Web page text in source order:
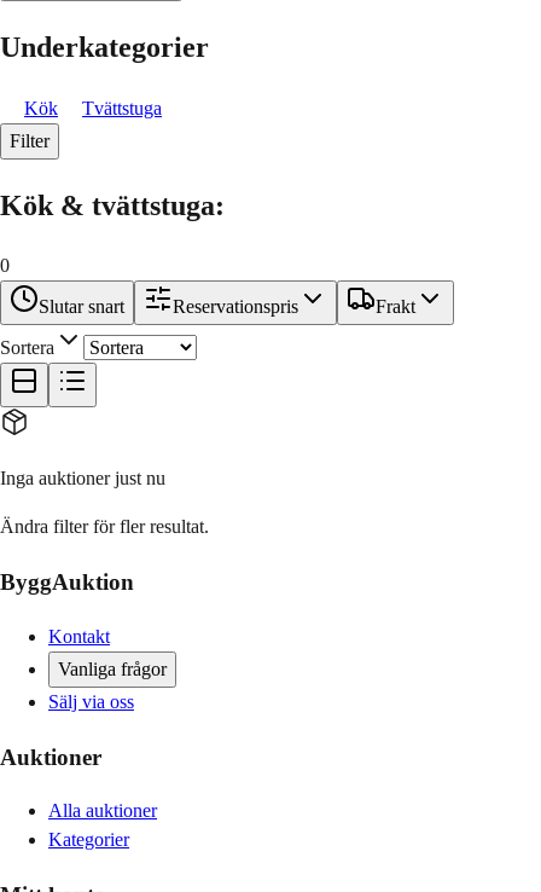
Underkategorier
Kök
Tvättstuga
Filter
Kök & tvättstuga:
0
Slutar snart
Reservationspris
Frakt
Sortera
Inga auktioner just nu
Ändra filter för fler resultat.
ByggAuktion
Kontakt
Vanliga frågor
Sälj via oss
Auktioner
Alla auktioner
Kategorier